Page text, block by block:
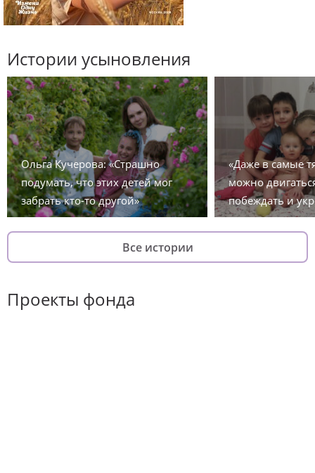
Истории усыновления
Ольга Кучерова: «Страшно
подумать, что этих детей мог
забрать кто-то другой»
«Даже в самые
можно
побеждать и
Все истории
Проекты фонда